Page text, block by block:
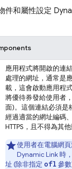
件和屬性設定
應用程式將開啟的連
處理的網址，通常是
載，這會啟動應用程
將優待券發給使用者
面)。這個連結必須是
經過適當的網址編碼
HTTPS，且不得為其他
使用者在電腦網
Dynamic Link時
址 (除非指定 ofl 參